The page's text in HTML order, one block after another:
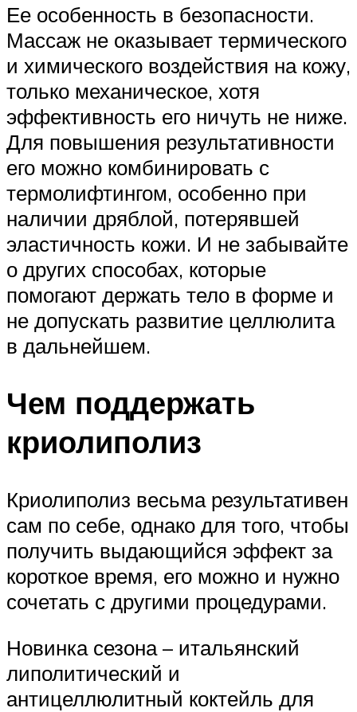
Ее особенность в безопасности.
Массаж не оказывает термического
и химического воздействия на кожу,
только механическое, хотя
эффективность его ничуть не ниже.
Для повышения результативности
его можно комбинировать с
термолифтингом, особенно при
наличии дряблой, потерявшей
эластичность кожи. И не забывайте
о других способах, которые
помогают держать тело в форме и
не допускать развитие целлюлита
в дальнейшем.
Чем поддержать
криолиполиз
Криолиполиз весьма результативен
сам по себе, однако для того, чтобы
получить выдающийся эффект за
короткое время, его можно и нужно
сочетать с другими процедурами.
Новинка сезона – итальянский
липолитический и
антицеллюлитный коктейль для